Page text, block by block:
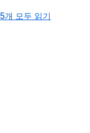
개 모두 읽기